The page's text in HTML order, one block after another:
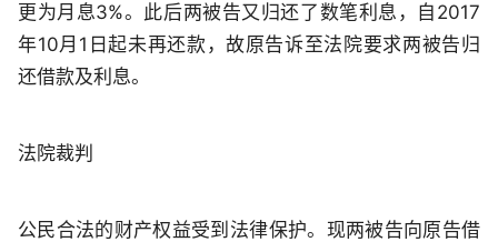
更为月息3%。此后两被告又归还了数笔利息，自2017
年10月1日起未再还款，故原告诉至法院要求两被告归
还借款及利息。
法院裁判
公民合法的财产权益受到法律保护。现两被告向原告借